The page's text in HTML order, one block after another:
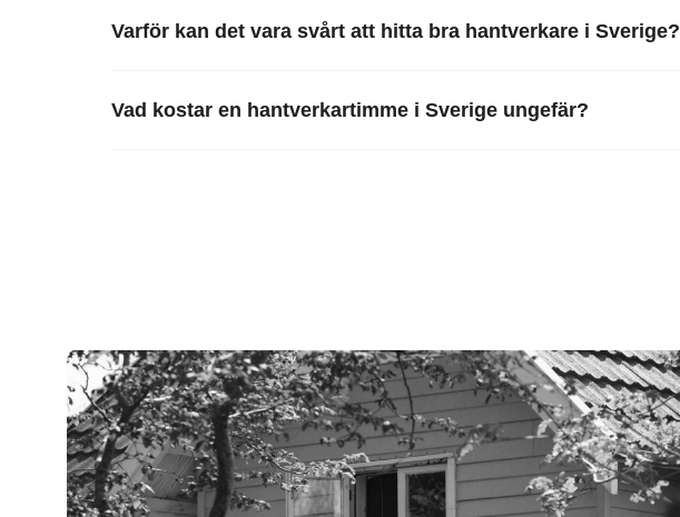
Varför kan det vara svårt att hitta bra hantverkare i Sverige?
Vad kostar en hantverkartimme i Sverige ungefär?